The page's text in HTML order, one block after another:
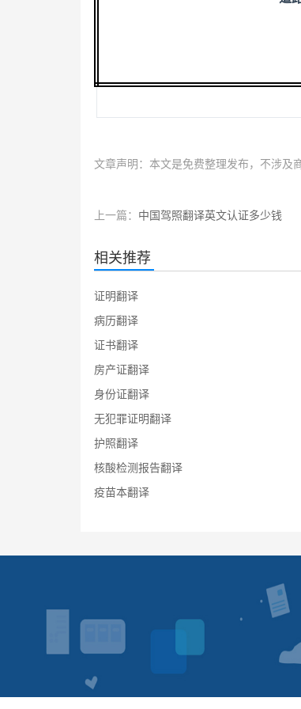
文章声明：本文是免费整理发布，不涉及
上一篇： 中国驾照翻译英文认证多少钱
相关推荐
证明翻译
病历翻译
证书翻译
房产证翻译
身份证翻译
无犯罪证明翻译
护照翻译
核酸检测报告翻译
疫苗本翻译